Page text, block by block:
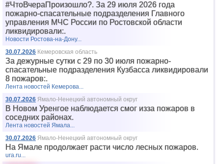
#ЧтоВчераПроизошло?. За 29 июля 2026 года
пожарно-спасательные подразделения Главного
управления МЧС России по Ростовской области
ликвидировали:.
Новости Ростова-на-Дону...
30.07.2026 Кемеровская область
За дежурные сутки с 29 по 30 июля пожарно-
спасательные подразделения Кузбасса ликвидировали
8 пожаров:.
Лента новостей Кемерова...
30.07.2026 Ямало-Ненецкий автономный округ
В Новом Уренгое наблюдается смог изза пожаров в
соседних районах.
Лента новостей Ямала...
30.07.2026 Ямало-Ненецкий автономный округ
На Ямале продолжает расти число лесных пожаров.
ura.ru...